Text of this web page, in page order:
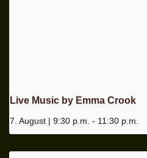
Live Music by Emma Crook
7. August | 9:30 p.m. - 11:30 p.m.